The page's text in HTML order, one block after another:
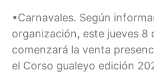
•Carnavales. Según
organización, este jueves 8
comenzará la venta
el Corso gualeyo edición